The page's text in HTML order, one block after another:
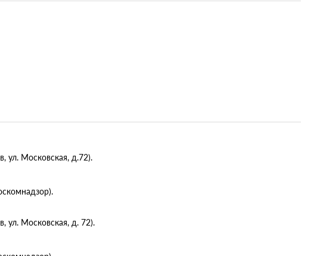
ул. Московская, д.72).
ул. Московская, д. 72).